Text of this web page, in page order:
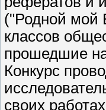
("Родной мой
классов
прошедшие на
Конкурс
своих